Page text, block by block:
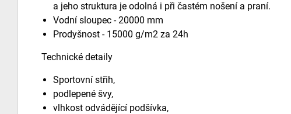
a jeho struktura je odolná i při častém nošení a praní.
Vodní sloupec - 20000 mm
Prodyšnost - 15000 g/m2 za 24h
Technické detaily
Sportovní střih,
podlepené švy,
vlhkost odvádějící podšívka,